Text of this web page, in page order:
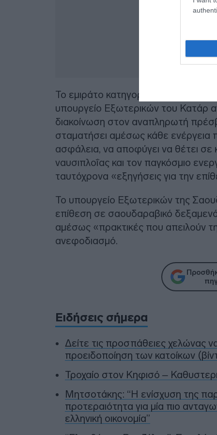
Το εμιράτο κατηγορεί για την
υπουργείο Εξωτερικών του Κατάρ
διακοίνωση στον αναπληρωτή
σταματήσει αμέσως κάθε ενέργεια
ασφάλεια, να αποφύγει να θέτει σε
ναυσιπλοΐας και τον παγκόσμιο
ταυτόχρονα «εξηγήσεις για την
Το υπουργείο Εξωτερικών της
επίθεση σε σαουδαραβικό
αμέσως «πρακτικές που απειλούν
ανεφοδιασμό.
Ειδήσεις σήμερα
Δείτε τις προσπάθειες χελώνας
προειδοποίηση των κατοίκων
Τροχαίο στον Κηφισό –
Μητσοτάκης: “Η ενίσχυση της
προτεραιότητα για μία πιο
ελληνική οικονομία”